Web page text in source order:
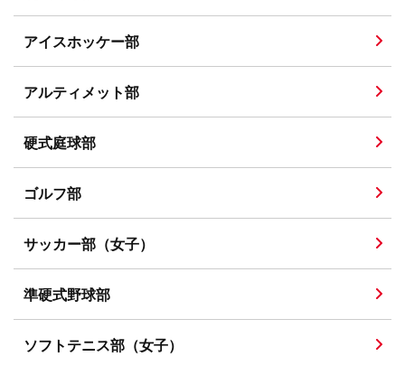
アイスホッケー部
アルティメット部
硬式庭球部
ゴルフ部
サッカー部（女子）
準硬式野球部
ソフトテニス部（女子）